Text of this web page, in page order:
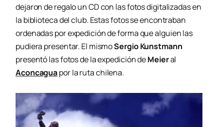
dejaron de regalo un CD con las fotos digitalizadas en
la biblioteca del club. Estas fotos se encontraban
ordenadas por expedición de forma que alguien las
pudiera presentar. El mismoSergio Kunstmann
presentó las fotos de la expedición deMeieral
Aconcaguapor la ruta chilena.